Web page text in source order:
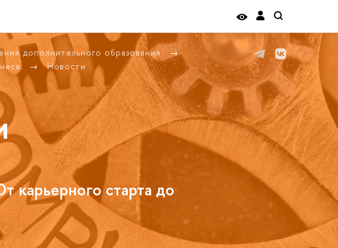
дополнительного образования
Новости
карьерного старта до